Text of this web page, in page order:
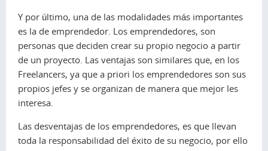
Y por último, una de las modalidades más importantes
es la de emprendedor. Los emprendedores, son
personas que deciden crear su propio negocio a partir
de un proyecto. Las ventajas son similares que, en los
Freelancers, ya que a priori los emprendedores son sus
propios jefes y se organizan de manera que mejor les
interesa.
Las desventajas de los emprendedores, es que llevan
toda la responsabilidad del éxito de su negocio, por ello